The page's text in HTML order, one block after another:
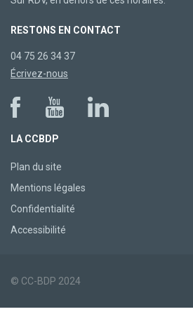
RESTONS EN CONTACT
04 75 26 34 37
Écrivez-nous
LA CCBDP
Plan du site
Mentions légales
Confidentialité
Accessibilité
© CC-BDP 2024